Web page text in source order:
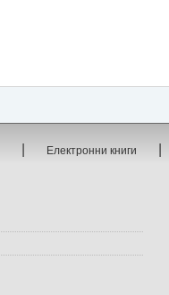
| Електронни книги |